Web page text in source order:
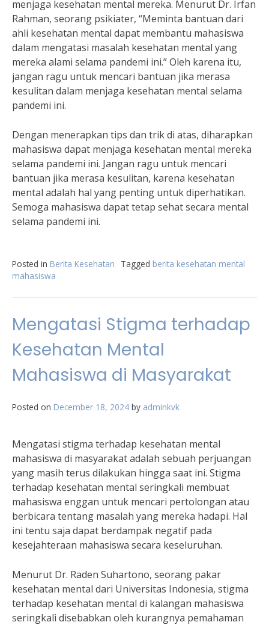
menjaga kesehatan mental mereka. Menurut Dr. Irfan
Rahman, seorang psikiater, “Meminta bantuan dari
ahli kesehatan mental dapat membantu mahasiswa
dalam mengatasi masalah kesehatan mental yang
mereka alami selama pandemi ini.” Oleh karena itu,
jangan ragu untuk mencari bantuan jika merasa
kesulitan dalam menjaga kesehatan mental selama
pandemi ini.
Dengan menerapkan tips dan trik di atas, diharapkan
mahasiswa dapat menjaga kesehatan mental mereka
selama pandemi ini. Jangan ragu untuk mencari
bantuan jika merasa kesulitan, karena kesehatan
mental adalah hal yang penting untuk diperhatikan.
Semoga mahasiswa dapat tetap sehat secara mental
selama pandemi ini.
Posted in Berita Kesehatan Tagged berita kesehatan mental
mahasiswa
Mengatasi Stigma terhadap
Kesehatan Mental
Mahasiswa di Masyarakat
Posted on December 18, 2024 by adminkvk
Mengatasi stigma terhadap kesehatan mental
mahasiswa di masyarakat adalah sebuah perjuangan
yang masih terus dilakukan hingga saat ini. Stigma
terhadap kesehatan mental seringkali membuat
mahasiswa enggan untuk mencari pertolongan atau
berbicara tentang masalah yang mereka hadapi. Hal
ini tentu saja dapat berdampak negatif pada
kesejahteraan mahasiswa secara keseluruhan.
Menurut Dr. Raden Suhartono, seorang pakar
kesehatan mental dari Universitas Indonesia, stigma
terhadap kesehatan mental di kalangan mahasiswa
seringkali disebabkan oleh kurangnya pemahaman